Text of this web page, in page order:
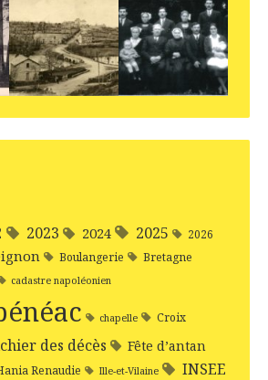
2023 2024 2025 2026
Boulangerie Bretagne
cadastre napoléonien
chapelle Croix
des décès Fête d’antan
Renaudie Ille-et-Vilaine INSEE